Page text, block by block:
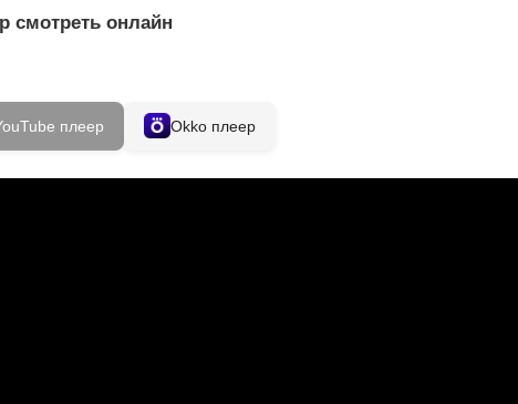
смотреть онлайн
плеер Okko плеер